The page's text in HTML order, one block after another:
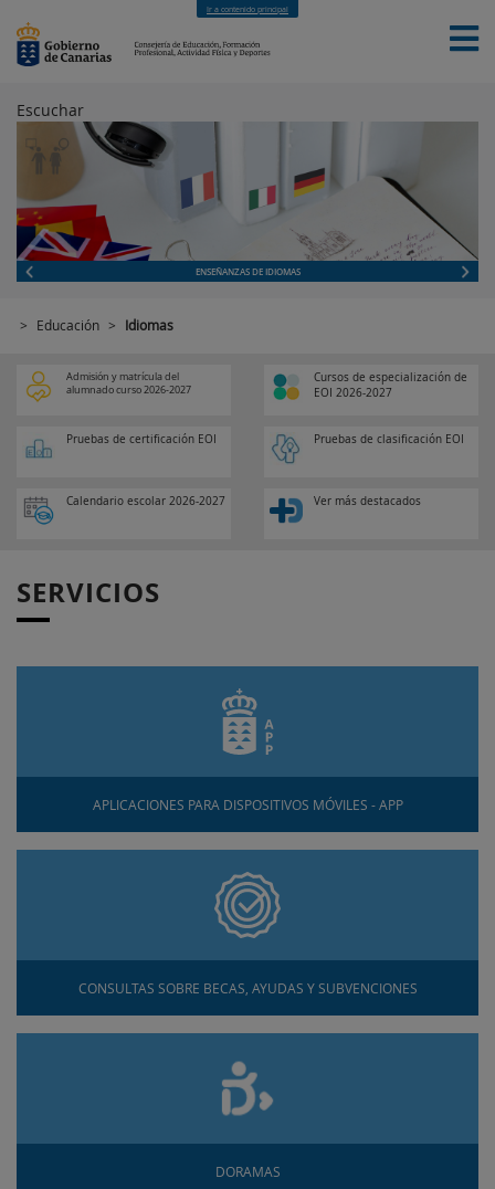
Ir a contenido principal
INICIO EDUCACIÓN
FORMACIÓN PROFESIONAL
CUALIFICACIONES PROFESIONALES
DEPORTES
CONTACTO
[INTRANET]
Escuchar
ENSEÑANZAS DE IDIOMAS
> Educación > Idiomas
Admisión y matrícula del
alumnado curso 2026-2027
Cursos de especialización de
EOI 2026-2027
Pruebas de certificación EOI Pruebas de clasificación EOI
Calendario escolar 2026-2027 Ver más destacados
SERVICIOS
APLICACIONES PARA DISPOSITIVOS MÓVILES - APP
CONSULTAS SOBRE BECAS, AYUDAS Y SUBVENCIONES
DORAMAS